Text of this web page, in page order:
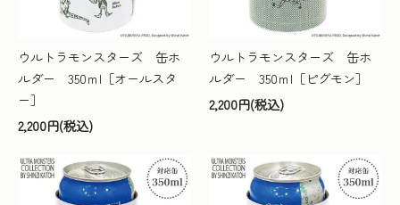
ウルトラモンスターズ 缶ホ
ルダー 350ｍl［オールスタ
ー］
2,200円(税込)
ウルトラモンスターズ 缶ホ
ルダー 350ｍl［ピグモン］
2,200円(税込)